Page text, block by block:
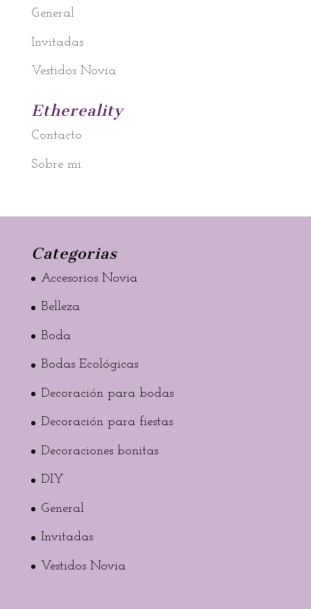
General
Invitadas
Vestidos Novia
Ethereality
Contacto
Sobre mi
Categorias
Accesorios Novia
Belleza
Boda
Bodas Ecológicas
Decoración para bodas
Decoración para fiestas
Decoraciones bonitas
DIY
General
Invitadas
Vestidos Novia